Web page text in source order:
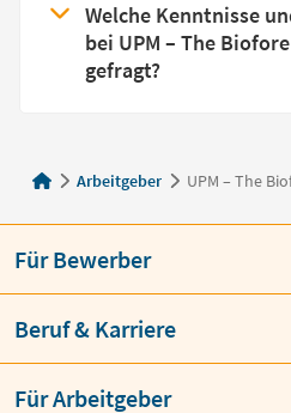
Welche Kenntnisse
bei UPM – The
gefragt?
Arbeitgeber UPM – The
Für Bewerber
Beruf & Karriere
Für Arbeitgeber